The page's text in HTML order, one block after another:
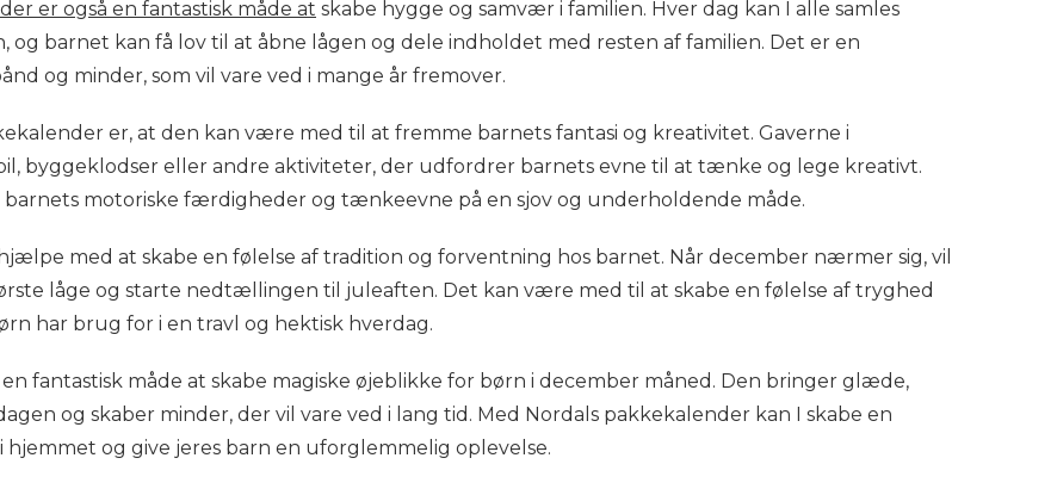
er også en fantastisk måde at skabe hygge og samvær i familien. Hver dag kan I alle samles
og barnet kan få lov til at åbne lågen og dele indholdet med resten af familien. Det er en
og minder, som vil vare ved i mange år fremover.
er, at den kan være med til at fremme barnets fantasi og kreativitet. Gaverne i
byggeklodser eller andre aktiviteter, der udfordrer barnets evne til at tænke og lege kreativt.
motoriske færdigheder og tænkeevne på en sjov og underholdende måde.
med at skabe en følelse af tradition og forventning hos barnet. Når december nærmer sig, vil
låge og starte nedtællingen til juleaften. Det kan være med til at skabe en følelse af tryghed
har brug for i en travl og hektisk hverdag.
fantastisk måde at skabe magiske øjeblikke for børn i december måned. Den bringer glæde,
og skaber minder, der vil vare ved i lang tid. Med Nordals pakkekalender kan I skabe en
og give jeres barn en uforglemmelig oplevelse.